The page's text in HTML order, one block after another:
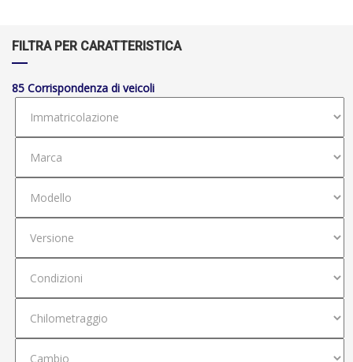
FILTRA PER CARATTERISTICA
85 Corrispondenza di veicoli